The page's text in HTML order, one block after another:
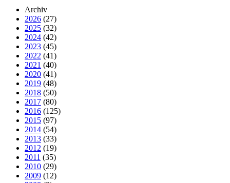
Archiv
2026 (27)
2025 (32)
2024 (42)
2023 (45)
2022 (41)
2021 (40)
2020 (41)
2019 (48)
2018 (50)
2017 (80)
2016 (125)
2015 (97)
2014 (54)
2013 (33)
2012 (19)
2011 (35)
2010 (29)
2009 (12)